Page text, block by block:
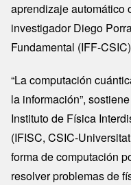
aprendizaje automático
investigador Diego
Fundamental (IFF-
“La computación
la información”,
Instituto de Física
(IFISC, CSIC-
forma de computación
resolver problemas de